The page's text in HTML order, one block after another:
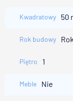
Kwadratowy 50
Rok budowy
Piętro 1
Meble Nie